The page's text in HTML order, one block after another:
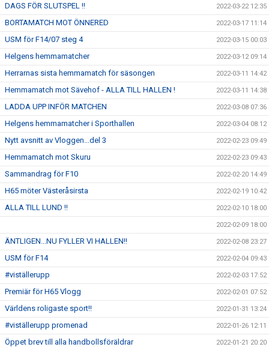
DAGS FÖR SLUTSPEL !! 2022-03-22 12:35
BORTAMATCH MOT ÖNNERED 2022-03-17 11:14
USM för F14/07 steg 4 2022-03-15 00:03
Helgens hemmamatcher 2022-03-12 09:14
Herrarnas sista hemmamatch för säsongen 2022-03-11 14:42
Hemmamatch mot Sävehof - ALLA TILL HALLEN ! 2022-03-11 14:38
LADDA UPP INFÖR MATCHEN 2022-03-08 07:36
Helgens hemmamatcher i Sporthallen 2022-03-04 08:12
Nytt avsnitt av Vloggen...del 3 2022-02-23 09:49
Hemmamatch mot Skuru 2022-02-23 09:43
Sammandrag för F10 2022-02-20 14:49
H65 möter Västeråsirsta 2022-02-19 10:42
ALLA TILL LUND !! 2022-02-10 18:00
2022-02-09 18:00
ÄNTLIGEN...NU FYLLER VI HALLEN!! 2022-02-08 23:27
USM för F14 2022-02-04 09:43
#viställerupp 2022-02-03 17:52
Premiär för H65 Vlogg 2022-02-01 07:52
Världens roligaste sport!! 2022-01-31 13:24
#viställerupp promenad 2022-01-26 12:11
Öppet brev till alla handbollsföräldrar 2022-01-21 20:20